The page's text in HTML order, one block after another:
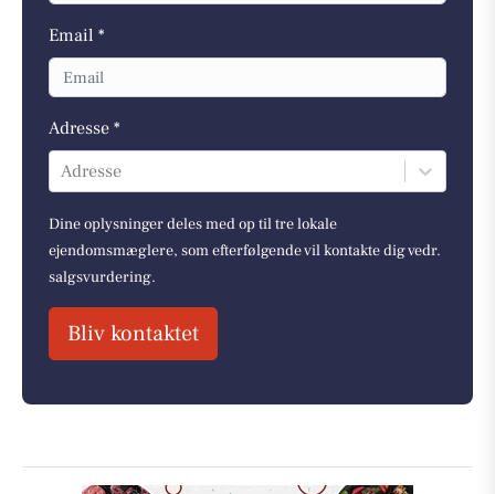
Email *
Adresse *
Adresse
Dine oplysninger deles med op til tre lokale
ejendomsmæglere, som efterfølgende vil kontakte dig vedr.
salgsvurdering.
Bliv kontaktet